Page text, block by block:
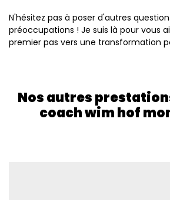
N'hésitez pas à poser d'autres
préoccupations ! Je suis là pour vous
premier pas vers une transformation
Nos autres
coach wim hof